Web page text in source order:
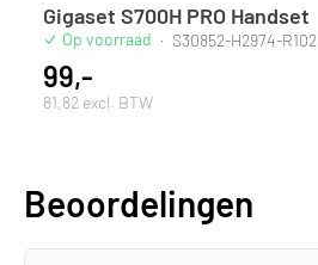
Gigaset S700H PRO Handset
Op voorraad · S30852-H2974-R102
99,-
81,82 excl. BTW
Beoordelingen